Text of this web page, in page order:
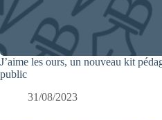
J’aime les ours, un nouveau kit
public
31/08/2023